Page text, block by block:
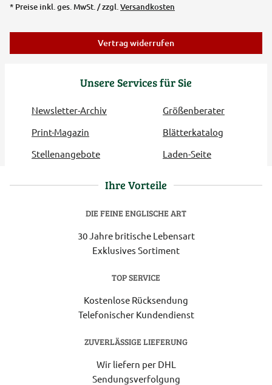
Unsere Services für Sie
Newsletter-Archiv
Größenberater
Print-Magazin
Blätterkatalog
Stellenangebote
Laden-Seite
* Preise inkl. ges. MwSt. / zzgl.Versandkosten
Vertrag widerrufen
Ihre Vorteile
DIE FEINE ENGLISCHE ART
30 Jahre britische Lebensart
Exklusives Sortiment
TOP SERVICE
Kostenlose Rücksendung
Telefonischer Kundendienst
ZUVERLÄSSIGE LIEFERUNG
Wir liefern per DHL
Sendungsverfolgung